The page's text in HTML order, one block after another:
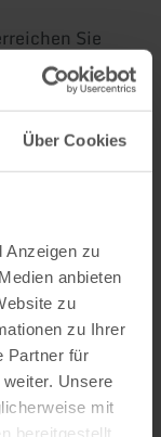
Über Cookies
Anzeigen zu
anbieten
zu
zu Ihrer
Partner für
Unsere
mit
bereitgestellt
Sie
eine Post,